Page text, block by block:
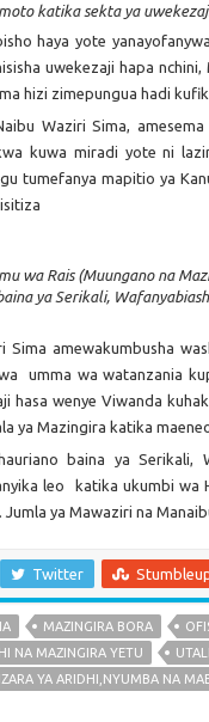
katika sekta ya
haya yote
uwekezaji hapa
hizi zimepungua hadi
Waziri Sima,
kuwa miradi yote ni
tumefanya mapitio ya
wa Rais (Muungano na
ya Serikali,
Sima amewakumbusha
umma wa watanzania
hasa wenye Viwanda
ya Mazingira katika
baina ya Serikali,
leo katika ukumbi wa
Jumla ya Mawaziri na
Twitter
MAZINGIRA BORA
NA MAZINGIRA YETU
YA ARIDHI,NYUMBA NA